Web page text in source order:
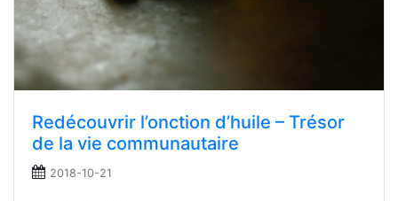
Redécouvrir l’onction d’huile – Trésor
de la vie communautaire
2018-10-21